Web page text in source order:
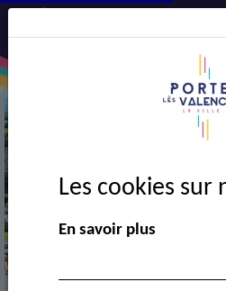
Les cookies sur
En savoir plus